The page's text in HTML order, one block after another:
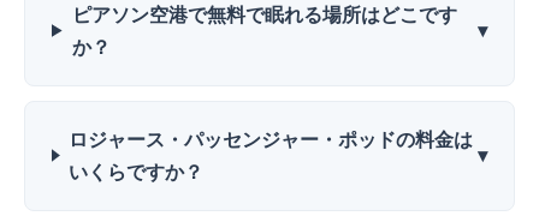
ピアソン空港で無料で眠れる場所はどこです
か？
▾
ロジャース・パッセンジャー・ポッドの料金は
いくらですか？
▾